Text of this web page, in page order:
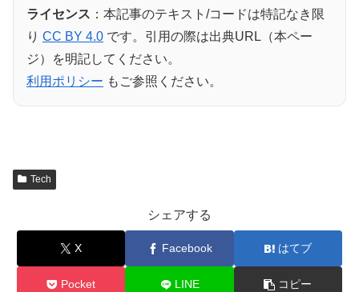
ライセンス ：本記事のテキスト/コードは特記なき限
り CC BY 4.0 です。引用の際は出典URL（本ペー
ジ）を明記してください。
利用ポリシー もご参照ください。
Tech
シェアする
X Facebook はてブ
Pocket LINE コピー